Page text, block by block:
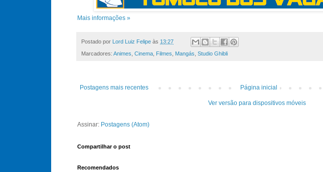
Mais informações »
Postado por Lord Luiz Felipe às 13:27
Marcadores: Animes Cinema Filmes Mangás Studio Ghibli
Postagens mais recentes Página inicial
Ver versão para dispositivos móveis
Assinar: Postagens (Atom)
Compartilhar o post
Recomendados